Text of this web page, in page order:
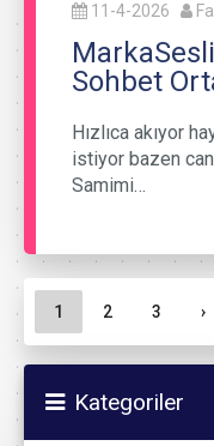
11-4-2026
Sohbet
Hızlıca akıyor
istiyor bazen
Samimi…
Sayfa gezinme
Geçerli Sayfa
1 Sayfa
2 Sayfa
3 ›
Kategoriler